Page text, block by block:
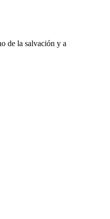
de la salvación y a